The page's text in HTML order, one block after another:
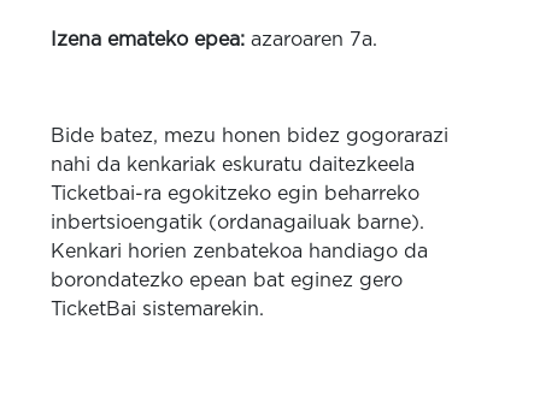
Izena emateko epea: azaroaren 7a.
Bide batez, mezu honen bidez gogorarazi
nahi da kenkariak eskuratu daitezkeela
Ticketbai-ra egokitzeko egin beharreko
inbertsioengatik (ordanagailuak barne).
Kenkari horien zenbatekoa handiago da
borondatezko epean bat eginez gero
TicketBai sistemarekin.